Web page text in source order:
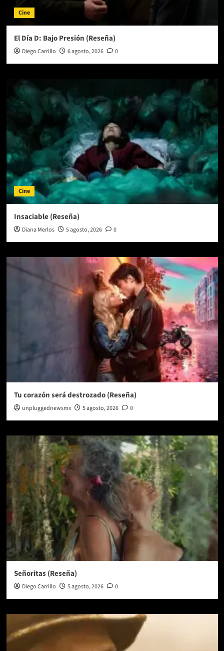
Cine
El Día D: Bajo Presión (Reseña)
Diego Carrillo 6 agosto, 2026 0
Cine
Insaciable (Reseña)
Diana Merlos 5 agosto, 2026 0
Tu corazón será destrozado (Reseña)
unpluggednewsmx 5 agosto, 2026 0
Señoritas (Reseña)
Diego Carrillo 5 agosto, 2026 0